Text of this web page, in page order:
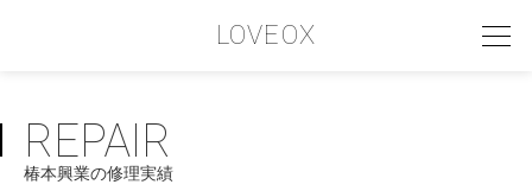
LOVEOX
PHILOSOPHY
フィロソフィー
REPAIR
椿本興業の修理実績